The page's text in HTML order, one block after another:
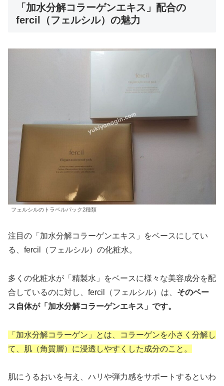
「加水分解コラーゲンエキス」配合の
fercil（フェルシル）の魅力
フェルシルのトラベルパック2種類
注目の「加水分解コラーゲンエキス」をベースにしてい
る、fercil（フェルシル）の化粧水。
多くの化粧水が「精製水」をベースに様々な美容成分を配
合しているのに対し、fercil（フェルシル）は、 そのベー
ス自体が「加水分解コラーゲンエキス」です。
「加水分解コラーゲン」とは、コラーゲンを小さく分解し
て、肌（角質層）に浸透しやすくした成分のこと。
肌にうるおいを与え、ハリや弾力感をサポートするといわ